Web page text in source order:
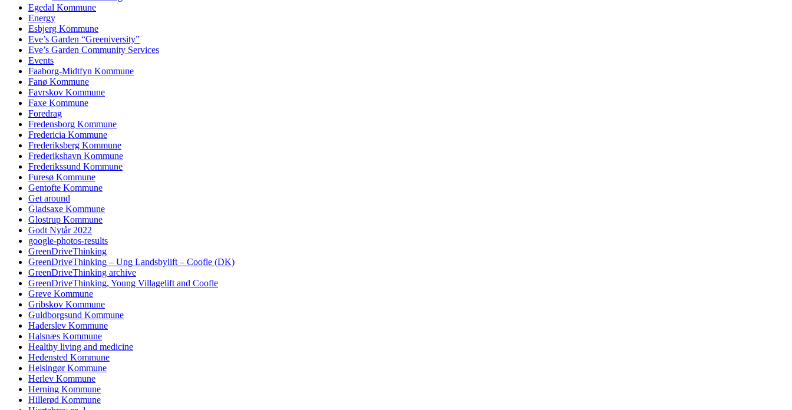
Egedal Kommune
Energy
Esbjerg Kommune
Eve’s Garden “Greeniversity”
Eve’s Garden Community Services
Events
Faaborg-Midtfyn Kommune
Fanø Kommune
Favrskov Kommune
Faxe Kommune
Foredrag
Fredensborg Kommune
Fredericia Kommune
Frederiksberg Kommune
Frederikshavn Kommune
Frederikssund Kommune
Furesø Kommune
Gentofte Kommune
Get around
Gladsaxe Kommune
Glostrup Kommune
Godt Nytår 2022
google-photos-results
GreenDriveThinking
GreenDriveThinking – Ung Landsbylift – Coofle (DK)
GreenDriveThinking archive
GreenDriveThinking, Young Villagelift and Coofle
Greve Kommune
Gribskov Kommune
Guldborgsund Kommune
Haderslev Kommune
Halsnæs Kommune
Healthy living and medicine
Hedensted Kommune
Helsingør Kommune
Herlev Kommune
Herning Kommune
Hillerød Kommune